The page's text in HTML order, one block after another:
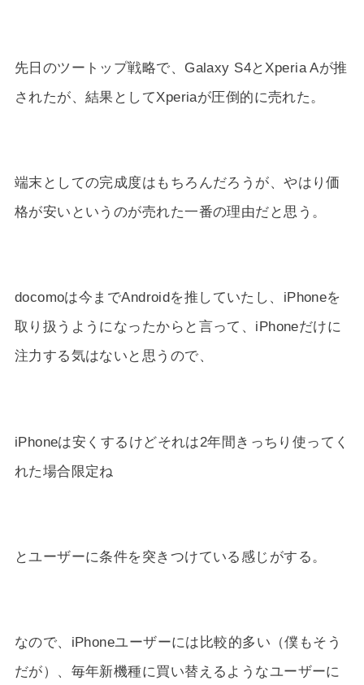
先日のツートップ戦略で、Galaxy S4とXperia Aが推
されたが、結果としてXperiaが圧倒的に売れた。
端末としての完成度はもちろんだろうが、やはり価
格が安いというのが売れた一番の理由だと思う。
docomoは今までAndroidを推していたし、iPhoneを
取り扱うようになったからと言って、iPhoneだけに
注力する気はないと思うので、
iPhoneは安くするけどそれは2年間きっちり使ってく
れた場合限定ね
とユーザーに条件を突きつけている感じがする。
なので、iPhoneユーザーには比較的多い（僕もそう
だが）、毎年新機種に買い替えるようなユーザーに